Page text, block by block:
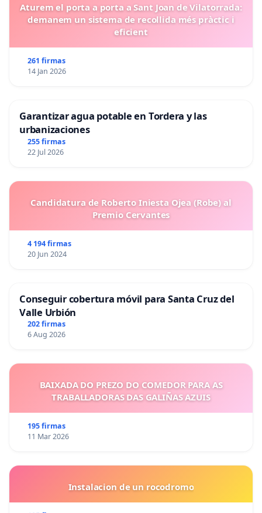
Aturem el porta a porta a Sant Joan de Vilatorrada:
demanem un sistema de recollida més pràctic i
eficient
261 firmas
14 Jan 2026
Garantizar agua potable en Tordera y las
urbanizaciones
255 firmas
22 Jul 2026
Candidatura de Roberto Iniesta Ojea (Robe) al
Premio Cervantes
4 194 firmas
20 Jun 2024
Conseguir cobertura móvil para Santa Cruz del
Valle Urbión
202 firmas
6 Aug 2026
BAIXADA DO PREZO DO COMEDOR PARA AS
TRABALLADORAS DAS GALIÑAS AZUIS
195 firmas
11 Mar 2026
Instalacion de un rocodromo